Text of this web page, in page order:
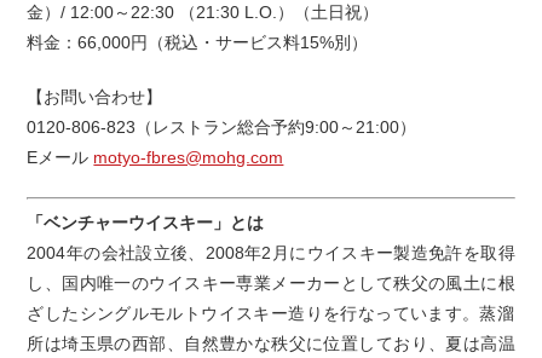
金）/ 12:00～22:30 （21:30 L.O.）（土日祝）
料金：66,000円（税込・サービス料15%別）
【お問い合わせ】
0120-806-823（レストラン総合予約9:00～21:00）
Eメール motyo-fbres@mohg.com
「ベンチャーウイスキー」とは
2004年の会社設立後、2008年2月にウイスキー製造免許を取得
し、国内唯一のウイスキー専業メーカーとして秩父の風土に根
ざしたシングルモルトウイスキー造りを行なっています。蒸溜
所は埼玉県の西部、自然豊かな秩父に位置しており、夏は高温